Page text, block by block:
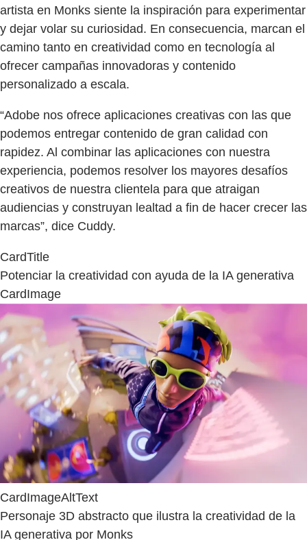
artista en Monks siente la inspiración para experimentar
y dejar volar su curiosidad. En consecuencia, marcan el
camino tanto en creatividad como en tecnología al
ofrecer campañas innovadoras y contenido
personalizado a escala.
“Adobe nos ofrece aplicaciones creativas con las que
podemos entregar contenido de gran calidad con
rapidez. Al combinar las aplicaciones con nuestra
experiencia, podemos resolver los mayores desafíos
creativos de nuestra clientela para que atraigan
audiencias y construyan lealtad a fin de hacer crecer las
marcas”, dice Cuddy.
CardTitle
Potenciar la creatividad con ayuda de la IA generativa
CardImage
CardImageAltText
Personaje 3D abstracto que ilustra la creatividad de la
IA generativa por Monks